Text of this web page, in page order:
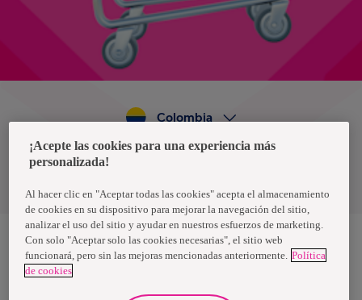
Política de privacidad de datos
Colombia
Nosotras, una marca de Essity - una compañía global líder en
higiene y salud. Cada día, mil millones de personas, en todo el
¡Acepte las cookies para una experiencia más
personalizada!
Al hacer clic en "Aceptar todas las cookies" acepta el almacenamiento
de cookies en su dispositivo para mejorar la navegación del sitio,
analizar el uso del sitio y ayudar en nuestros esfuerzos de marketing.
Con solo "Aceptar solo las cookies necesarias", el sitio web
funcionará, pero sin las mejoras mencionadas anteriormente. Política
de cookies